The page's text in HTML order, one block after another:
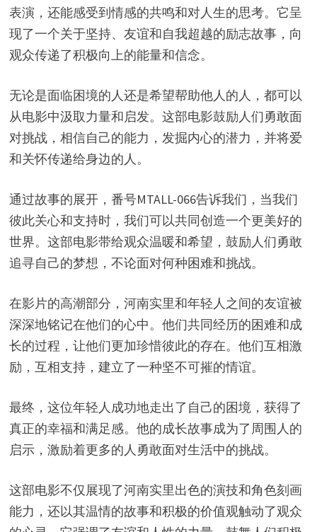
表演，还能感受到情感的共鸣和对人生的思考。它呈
现了一个关于坚持、友谊和自我超越的励志故事，向
观众传递了积极向上的能量和信念。
无论是面临困境的人还是希望帮助他人的人，都可以
从电影中汲取力量和启发。这部电影鼓励人们勇敢面
对挑战，相信自己的能力，发掘内心的潜力，并将爱
和关怀传递给身边的人。
通过故事的展开，番号MTALL-066告诉我们，当我们
彼此关心和支持时，我们可以共同创造一个更美好的
世界。这部电影带给观众温暖和希望，鼓励人们勇敢
追寻自己的梦想，不论面对何种困难和挑战。
在影片的高潮部分，河南实里和年轻人之间的友谊被
深深地铭记在他们的心中。他们共同经历的困难和成
长的过程，让他们更加珍惜彼此的存在。他们互相激
励，互相支持，建立了一种坚不可摧的情谊。
最终，这位年轻人成功地走出了自己的困境，获得了
真正的幸福和满足感。他的成长故事成为了周围人的
启示，激励着更多的人勇敢面对生活中的挑战。
这部电影不仅展现了河南实里出色的演技和角色刻画
能力，还以其温情的故事和积极的价值观触动了观众